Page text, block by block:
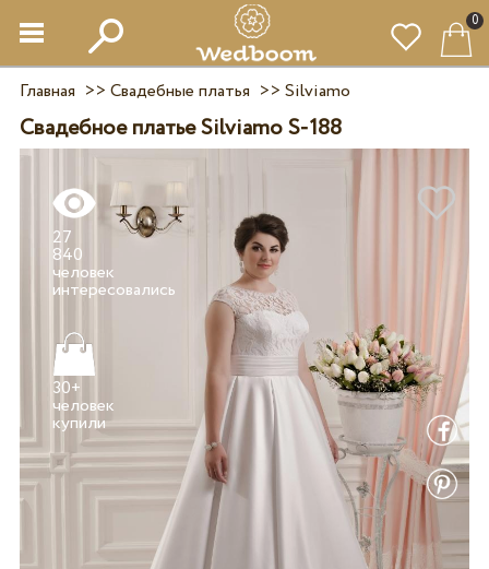
0
Главная >> Свадебные платья >> Silviamo
Свадебное платье Silviamo S-188
27
840
человек
30+
человек
купили